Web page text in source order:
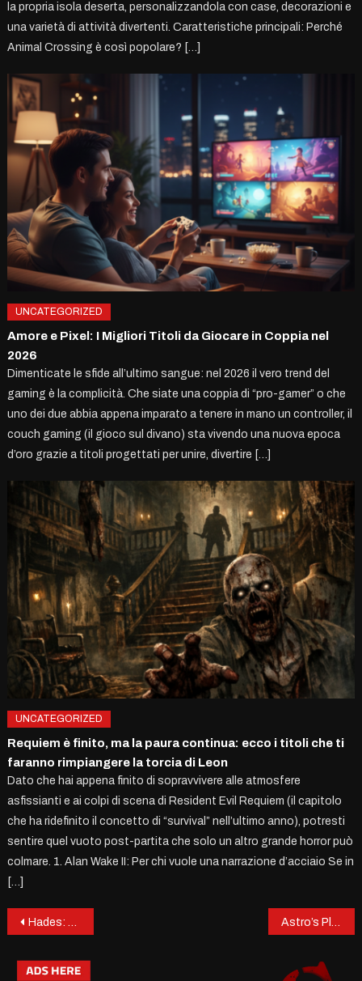
la propria isola deserta, personalizzandola con case, decorazioni e
una varietà di attività divertenti. Caratteristiche principali: Perché
Animal Crossing è così popolare? […]
UNCATEGORIZED
Amore e Pixel: I Migliori Titoli da Giocare in Coppia nel
2026
Dimenticate le sfide all’ultimo sangue: nel 2026 il vero trend del
gaming è la complicità. Che siate una coppia di “pro-gamer” o che
uno dei due abbia appena imparato a tenere in mano un controller, il
couch gaming (il gioco sul divano) sta vivendo una nuova epoca
d’oro grazie a titoli progettati per unire, divertire […]
UNCATEGORIZED
Requiem è finito, ma la paura continua: ecco i titoli che ti
faranno rimpiangere la torcia di Leon
Dato che hai appena finito di sopravvivere alle atmosfere
asfissianti e ai colpi di scena di Resident Evil Requiem (il capitolo
che ha ridefinito il concetto di “survival” nell’ultimo anno), potresti
sentire quel vuoto post-partita che solo un altro grande horror può
colmare. 1. Alan Wake II: Per chi vuole una narrazione d’acciaio Se in
Post
navigation
Hades: Un Viaggio Infernale verso il Successo